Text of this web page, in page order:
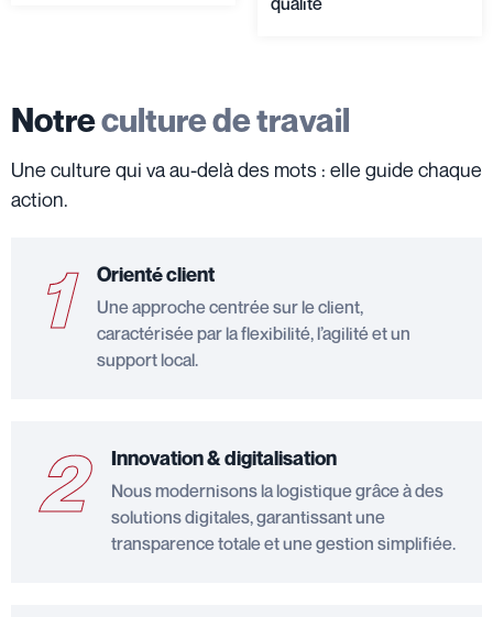
Notreculture de travail
Une culture qui va au-delà des mots : elle guide chaque
action.
1 Orienté client
Une approche centrée sur le client,
caractérisée par la flexibilité, l’agilité et un
support local.
2 Innovation & digitalisation
Nous modernisons la logistique grâce à des
solutions digitales, garantissant une
transparence totale et une gestion simplifiée.